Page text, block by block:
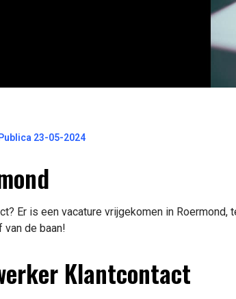
23-05-2024
Er is een vacature vrijgekomen in Roermond,
van de baan!
Klantcontact